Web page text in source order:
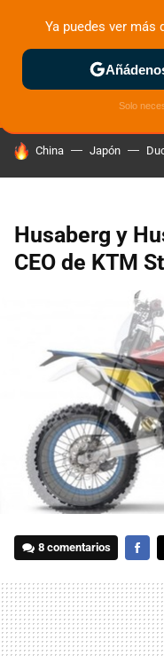
ZONA DE PRUEBAS
HOY SE HABLA DE
China Japón
Husaberg y
CEO de KTM
8 comentarios
Ya puedes ver
Solo